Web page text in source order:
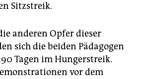
Sitzstreik.
anderen Opfer dieser
sich die beiden Pädagogen
Tagen im Hungerstreik.
vor dem